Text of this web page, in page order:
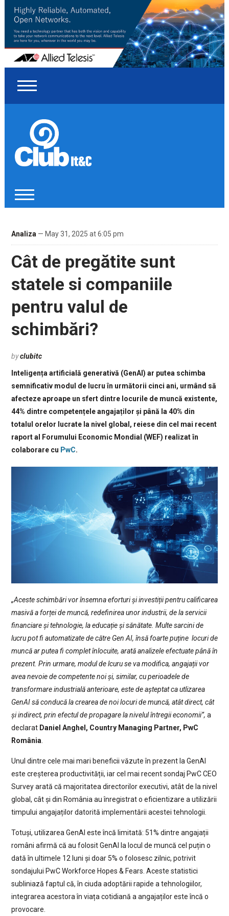
Analiza— May 31, 2025 at 6:05 pm
Cât de pregătite sunt
statele si companiile
pentru valul de
schimbări?
byclubitc
Inteligența artificială generativă (GenAI) ar putea schimba
semnificativ modul de lucru în următorii cinci ani, urmând să
afecteze aproape un sfert dintre locurile de muncă existente,
44% dintre competențele angajaților și până la 40% din
totalul orelor lucrate la nivel global, reiese din cel mai recent
raport al Forumului Economic Mondial (WEF) realizat în
colaborare cu PwC.
„Aceste schimbări vor însemna eforturi și investiții pentru calificarea
masivă a forței de muncă, redefinirea unor industrii, de la servicii
financiare și tehnologie, la educație și sănătate. Multe sarcini de
lucru pot fi automatizate de către Gen AI, însă foarte puține locuri de
muncă ar putea fi complet înlocuite, arată analizele efectuate până în
prezent. Prin urmare, modul de lcuru se va modifica, angajații vor
avea nevoie de competente noi și, similar, cu perioadele de
transformare industrială anterioare, este de așteptat ca utlizarea
GenAI să conducă la crearea de noi locuri de muncă, atât direct, cât
și indirect, prin efectul de propagare la nivelul întregii economii”, a
declarat Daniel Anghel, Country Managing Partner, PwC
România
Unul dintre cele mai mari beneficii văzute în prezent la GenAI
este creșterea productivității, iar cel mai recent sondaj PwC CEO
Survey arată că majoritatea directorilor executivi, atât de la nivel
global, cât și din România au înregistrat o eficientizare a utilizării
timpului angajaților datorită implementării acestei tehnologii.
Totuși, utilizarea GenAI este încă limitată: 51% dintre angajații
români afirmă că au folosit GenAI la locul de muncă cel puțin o
dată în ultimele 12 luni și doar 5% o folosesc zilnic, potrivit
sondajului PwC Workforce Hopes & Fears. Aceste statistici
subliniază faptul că, în ciuda adoptării rapide a tehnologiilor,
integrarea acestora în viața cotidiană a angajaților este încă o
provocare.